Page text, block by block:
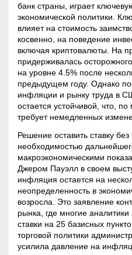
банк страны, играет
экономической политики.
влияет на стоимость
косвенно, на поведение
включая криптовалюты. На
придерживалась
на уровне 4.5% после
предыдущем году. Однако
инфляции и рынку труда в
остается устойчивой, что,
требует немедленных
Решение оставить ставку
необходимостью
макроэкономическими
Джером Пауэлл в своем
инфляция остается на
неопределенность в
возросла. Это заявление
рынка, где многие
ставки на 25 базисных
торговой политики
усилила давление на